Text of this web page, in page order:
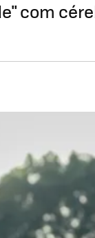
com